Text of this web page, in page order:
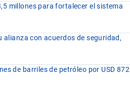
millones para fortalecer el sistema
alianza con acuerdos de seguridad,
de barriles de petróleo por USD 872